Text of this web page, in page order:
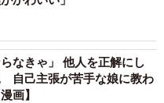
らなきゃ」 他人を正解にし
自己主張が苦手な娘に教わ
画】